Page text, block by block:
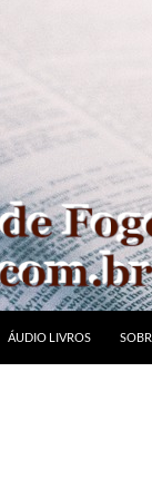
ÁUDIO LIVROS